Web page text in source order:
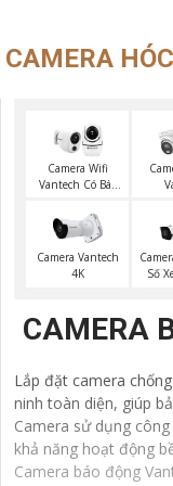
CAMERA
Camera Wifi
Vantech Có Báo
Camera Vantech
4K
Số
CAMERA
Lắp đặt camera
ninh toàn diện, giúp
Camera sử dụng
khả năng hoạt động
Camera báo động